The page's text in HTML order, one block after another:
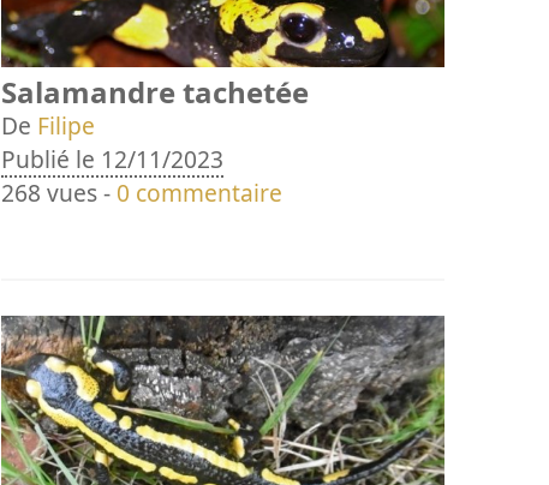
Salamandre tachetée
De Filipe
Publié le 12/11/2023
268 vues - 0 commentaire